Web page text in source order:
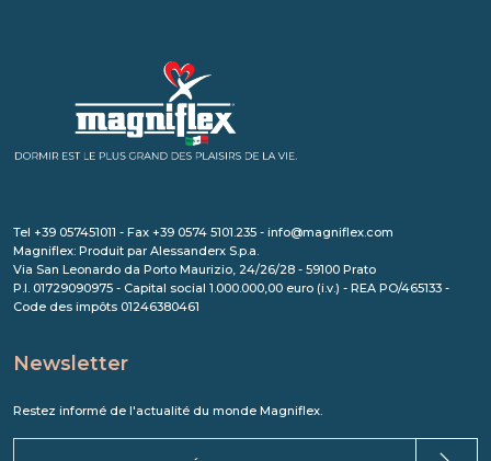
Tel +39 057451011 - Fax +39 0574 5101.235 - info@magniflex.com
Magniflex: Produit par Alessanderx S.p.a.
Via San Leonardo da Porto Maurizio, 24/26/28 - 59100 Prato
P.I. 01729090975 - Capital social 1.000.000,00 euro (i.v.) - REA PO/465133 -
Code des impôts 01246380461
Newsletter
Restez informé de l'actualité du monde Magniflex.